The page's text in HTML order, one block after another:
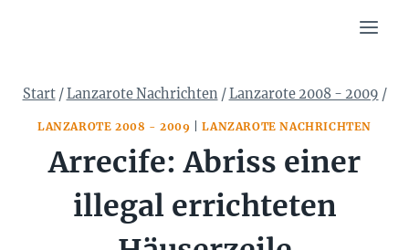
Start /Lanzarote Nachrichten /Lanzarote 2008 - 2009 /
LANZAROTE 2008 - 2009 |LANZAROTE NACHRICHTEN
Arrecife: Abriss einer
illegal errichteten